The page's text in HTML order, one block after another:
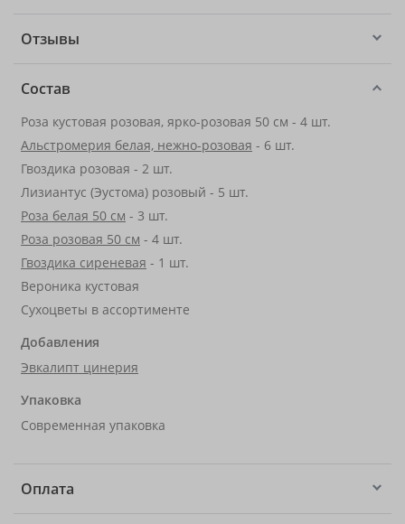
Отзывы
Состав
Роза кустовая розовая, ярко-розовая 50 см - 4 шт.
Альстромерия белая, нежно-розовая - 6 шт.
Гвоздика розовая - 2 шт.
Лизиантус (Эустома) розовый - 5 шт.
Роза белая 50 см - 3 шт.
Роза розовая 50 см - 4 шт.
Гвоздика сиреневая - 1 шт.
Вероника кустовая
Сухоцветы в ассортименте
Добавления
Эвкалипт цинерия
Упаковка
Современная упаковка
Оплата